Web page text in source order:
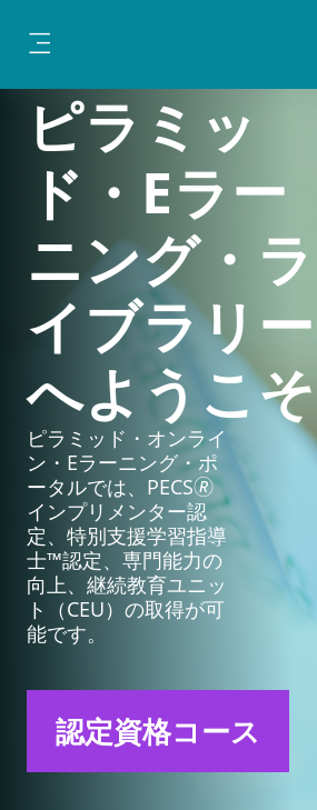
ピラミッ
ド・Eラー
ニング・ラ
イブラリー
へようこそ
ピラミッド・オンライ
ン・Eラーニング・ポ
ータルでは、PECS🄬
インプリメンター認
定、特別支援学習指導
士™認定、専門能力の
向上、継続教育ユニッ
ト（CEU）の取得が可
能です。
認定資格コース